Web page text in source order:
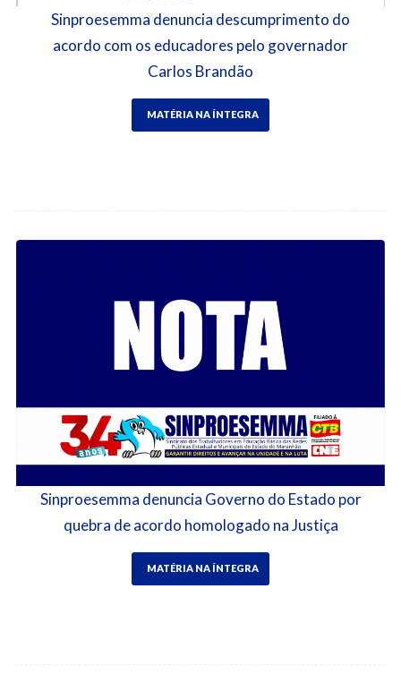
Sinproesemma denuncia descumprimento do
acordo com os educadores pelo governador
Carlos Brandão
MATÉRIA NA ÍNTEGRA
Sinproesemma denuncia Governo do Estado por
quebra de acordo homologado na Justiça
MATÉRIA NA ÍNTEGRA